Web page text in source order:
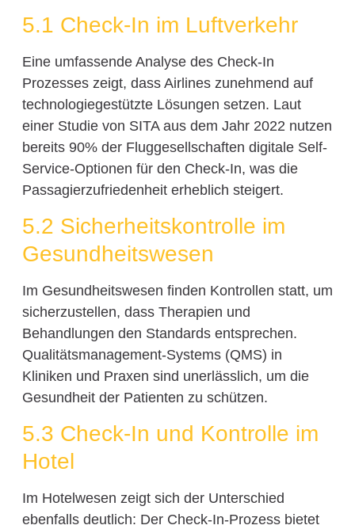
5.1 Check-In im Luftverkehr
Eine umfassende Analyse des Check-In
Prozesses zeigt, dass Airlines zunehmend auf
technologiegestützte Lösungen setzen. Laut
einer Studie von SITA aus dem Jahr 2022 nutzen
bereits 90% der Fluggesellschaften digitale Self-
Service-Optionen für den Check-In, was die
Passagierzufriedenheit erheblich steigert.
5.2 Sicherheitskontrolle im
Gesundheitswesen
Im Gesundheitswesen finden Kontrollen statt, um
sicherzustellen, dass Therapien und
Behandlungen den Standards entsprechen.
Qualitätsmanagement-Systems (QMS) in
Kliniken und Praxen sind unerlässlich, um die
Gesundheit der Patienten zu schützen.
5.3 Check-In und Kontrolle im
Hotel
Im Hotelwesen zeigt sich der Unterschied
ebenfalls deutlich: Der Check-In-Prozess bietet